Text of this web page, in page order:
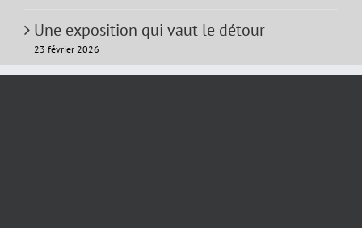
Une exposition qui vaut le détour
23 février 2026